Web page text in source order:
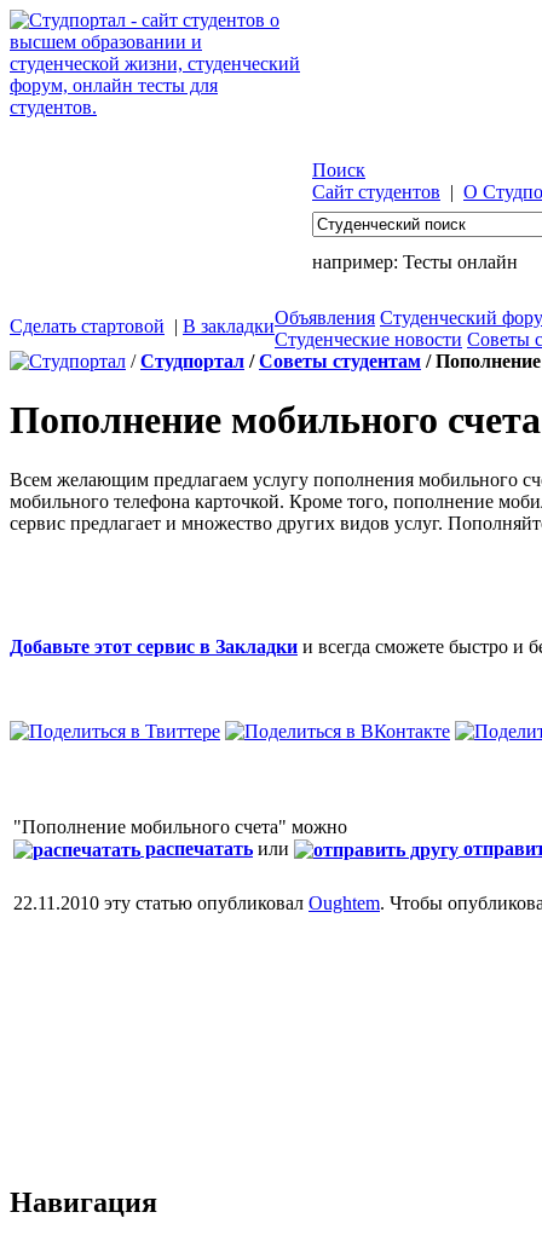
Поиск
Сайт студентов | О
например: Тесты онлайн
Сделать стартовой | В закладкиОбъявления Студенческий
Студенческие новости Советы
/Студпортал /Советы студентам /
Пополнение мобильного счета
Всем желающим предлагаем услугу пополнения мобильного
мобильного телефона карточкой. Кроме того, пополнение
сервис предлагает и множество других видов услуг.
Добавьте этот сервис в Закладки и всегда сможете быстро и
"Пополнение мобильного счета" можно
распечатать или
22.11.2010 эту статью опубликовал Oughtem. Чтобы
Навигация